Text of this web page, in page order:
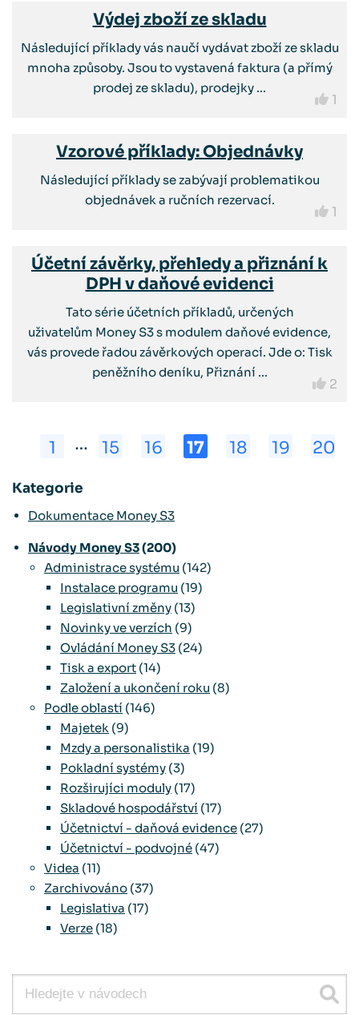
Výdej zboží ze skladu
Následující příklady vás naučí vydávat zboží ze skladu
mnoha způsoby. Jsou to vystavená faktura (a přímý
prodej ze skladu), prodejky ...
1
Vzorové příklady: Objednávky
Následující příklady se zabývají problematikou
objednávek a ručních rezervací.
1
Účetní závěrky, přehledy a přiznání k
DPH v daňové evidenci
Tato série účetních příkladů, určených
uživatelům Money S3 s modulem daňové evidence,
vás provede řadou závěrkových operací. Jde o: Tisk
peněžního deníku, Přiznání ...
2
1 … 15 16 17 18 19 20
Kategorie
Dokumentace Money S3
Návody Money S3(200)
Administrace systému (142)
Instalace programu (19)
Legislativní změny (13)
Novinky ve verzích (9)
Ovládání Money S3 (24)
Tisk a export (14)
Založení a ukončení roku (8)
Podle oblastí (146)
Majetek (9)
Mzdy a personalistika (19)
Pokladní systémy (3)
Rozširujíci moduly (17)
Skladové hospodářství (17)
Účetnictví - daňová evidence (27)
Účetnictví - podvojné (47)
Videa (11)
Zarchivováno (37)
Legislativa (17)
Verze (18)